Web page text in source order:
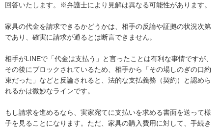
回答いたします。※弁護士により見解は異なる可能性があります。
家具の代金を請求できるかどうかは、相手の反論や証拠の状況次第
であり、確実に請求が通るとは断言できません。
相手がLINEで「代金は支払う」と言ったことは有利な事情ですが、
その後にブロックされているため、相手から「その場しのぎの口約
束だった」などと反論されると、法的な支払義務（契約）と認めら
れるかは微妙なラインです。
もし請求を進めるなら、実家宛てに支払いを求める書面を送って様
子を見ることになります。ただ、家具の購入費用に対して、手続き